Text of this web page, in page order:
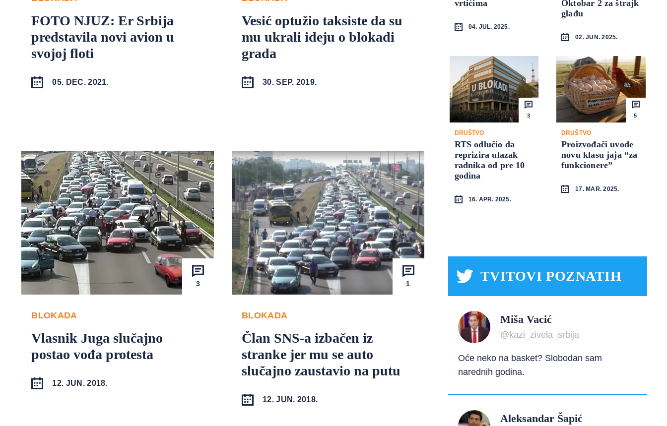
FOTO NJUZ: Er Srbija
predstavila novi avion u
svojoj floti
05. DEC. 2021.
Vesić optužio taksiste da su
mu ukrali ideju o blokadi
grada
30. SEP. 2019.
3
BLOKADA
Vlasnik Juga slučajno
postao vođa protesta
12. JUN. 2018.
1
BLOKADA
Član SNS-a izbačen iz
stranke jer mu se auto
slučajno zaustavio na putu
12. JUN. 2018.
vrtićima
04. JUL. 2025.
Oktobar 2 za štrajk
glađu
02. JUN. 2025.
3
DRUŠTVO
RTS odlučio da
reprizira ulazak
radnika od pre 10
godina
16. APR. 2025.
5
DRUŠTVO
Proizvođači uvode
novu klasu jaja “za
funkcionere”
17. MAR. 2025.
TVITOVI POZNATIH
Miša Vacić
@kazi_zivela_srbija
Oće neko na basket? Slobodan sam
narednih godina.
Aleksandar Šapić